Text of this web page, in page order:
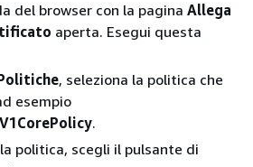
del browser con la pagina Allega
aperta. Esegui questa
, seleziona la politica che
esempio
.
politica, scegli il pulsante di